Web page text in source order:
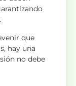
que
hay una
no debe